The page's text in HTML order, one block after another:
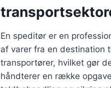
En speditør er en
af varer fra en destination
transportører, hvilket gør
håndterer en række